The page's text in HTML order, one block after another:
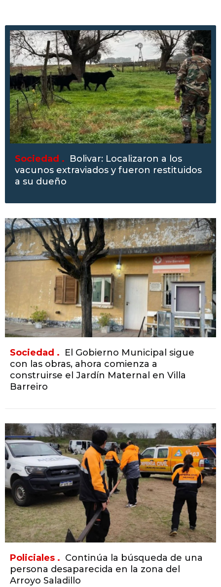
Sociedad . Bolivar: Localizaron a los
vacunos extraviados y fueron restituidos
a su dueño
Sociedad . El Gobierno Municipal sigue
con las obras, ahora comienza a
construirse el Jardín Maternal en Villa
Barreiro
Policiales . Continúa la búsqueda de una
persona desaparecida en la zona del
Arroyo Saladillo